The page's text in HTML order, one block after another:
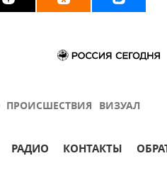
ПРОИСШЕСТВИЯ ВИЗУАЛ
РАДИО КОНТАКТЫ